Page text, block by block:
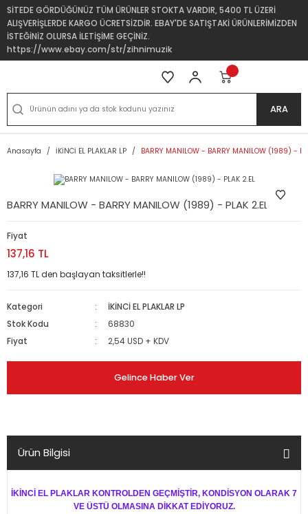
SİTEDE GÖRDÜĞÜNÜZ TÜM ÜRÜNLER STOKTA VARDIR, 5400 TL ÜZERİ
ALIŞVERİŞLERDE KARGO ÜCRETSİZDİR. EBAY'DE SATIŞTAKİ ÜRÜNLERİMİZDEN
İSTEĞİNİZ OLURSA İLETİŞİME GEÇİNİZ.
https://www.ebay.com/str/zihnimuzik
ARA
Anasayfa İKİNCİ EL PLAKLAR LP BARRY MANILOW - BARRY MANILOW (1989) -
BARRY MANILOW - BARRY MANILOW (1989) - PLAK 2.EL
Fiyat
137,16 TL
137,16 TL den başlayan taksitlerle!!
Kategori
İKİNCİ EL PLAKLAR LP
Stok Kodu
68830
Fiyat
2,54 USD + KDV
Gelince Haber Ver
Ürün Bilgisi
İKİNCİ EL PLAKLAR KONTROLDEN GEÇMİŞTİR, KONDİSYON OLARAK 7
VE ÜSTÜ OLMASINA DİKKAT EDİYORUZ.